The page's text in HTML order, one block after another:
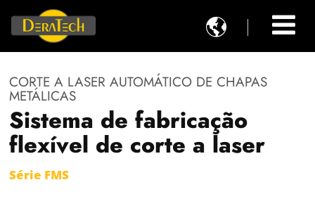

CORTE A LASER AUTOMÁTICO DE CHAPAS
METÁLICAS
Sistema de fabricação
flexível de corte a laser
Série FMS